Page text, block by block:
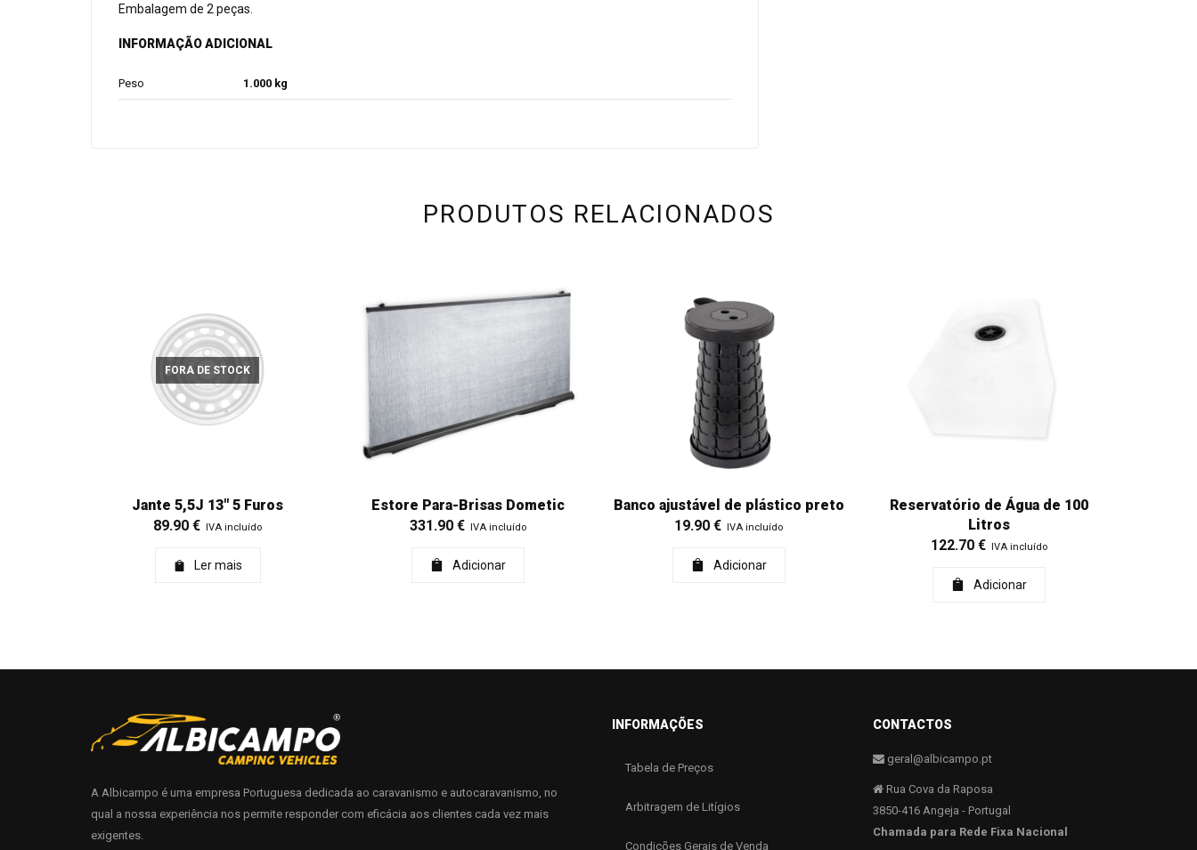
Embalagem de 2 peças.
INFORMAÇÃO ADICIONAL
Peso 1.000 kg
PRODUTOS RELACIONADOS
FORA DE STOCK
Jante 5,5J 13" 5 Furos
89.90€ IVA incluído
Ler mais
Estore Para-Brisas Dometic
331.90€ IVA incluído
Adicionar
Banco ajustável de plástico preto
19.90€ IVA incluído
Adicionar
Reservatório de Água de 100
Litros
122.70€ IVA incluído
Adicionar
A Albicampo é uma empresa Portuguesa dedicada ao caravanismo e autocaravanismo, no
qual a nossa experiência nos permite responder com eficácia aos clientes cada vez mais
exigentes.
INFORMAÇÕES
Tabela de Preços
Arbitragem de Litígios
Condições Gerais de Venda
CONTACTOS
geral@albicampo.pt
Rua Cova da Raposa
3850-416 Angeja - Portugal
Chamada para Rede Fixa Nacional